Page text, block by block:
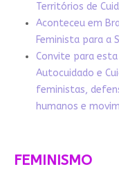
Territórios de
Aconteceu em
Feminista para a
Convite para
Autocuidado e
feministas,
humanos e
FEMINISMO